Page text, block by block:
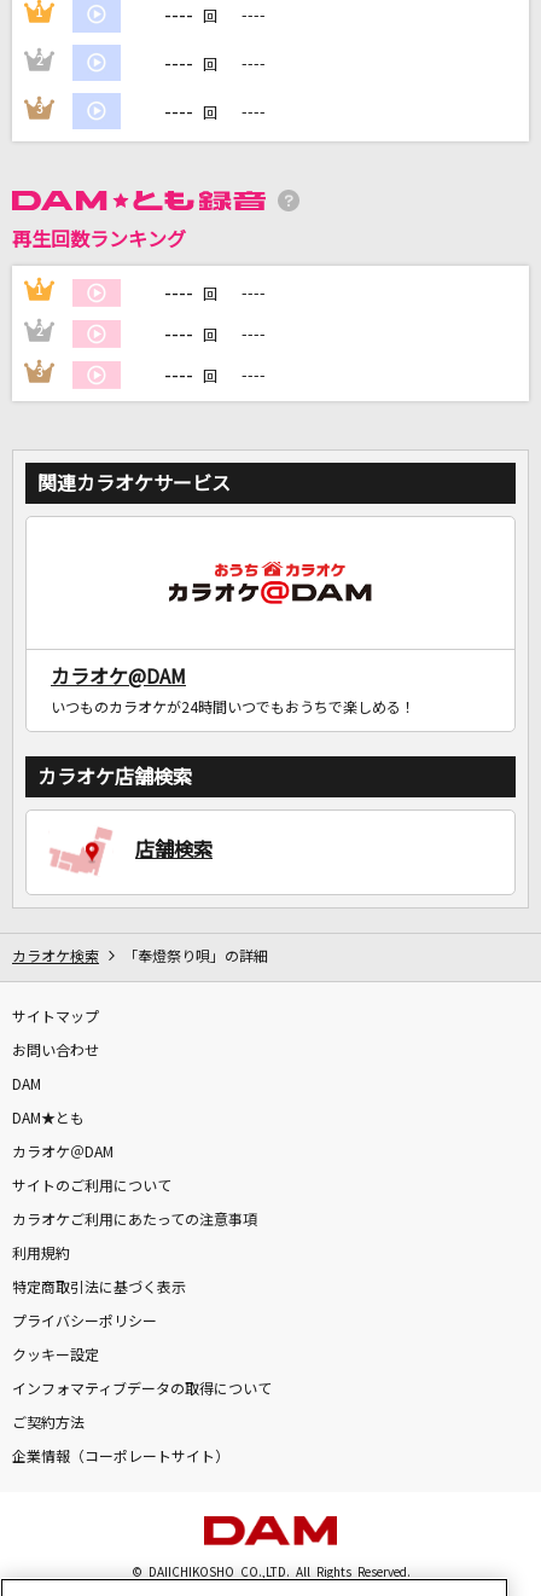
Mrs. GREEN APPLE
バーニング・ラヴ (日本版エンドソング)(From
『リロ&スティッチ』/日本語版)
Travis Japan
RHYTHM EMOTION
TWO-MIX
115万キロのフィルム
Official髭男dism
もっと見る
DAMの新曲・ランキングなど
DAMに会員登録・ログインして
自宅でカラオケ歌い放題！
家族や友達と一緒に！練習にも！
1 ---- 回 ----
2 ---- 回 ----
3 ---- 回 ----
再生回数ランキング
1 ---- 回 ----
2 ---- 回 ----
3 ---- 回 ----
関連カラオケサービス
カラオケ@DAM
いつものカラオケが24時間いつでもおうちで楽しめる！
カラオケ店舗検索
店舗検索
カラオケ検索 「奉燈祭り唄」の詳細
サイトマップ
お問い合わせ
DAM
DAM★とも
カラオケ＠DAM
サイトのご利用について
カラオケご利用にあたっての注意事項
利用規約
特定商取引法に基づく表示
プライバシーポリシー
クッキー設定
インフォマティブデータの取得について
ご契約方法
企業情報（コーポレートサイト）
© DAIICHIKOSHO CO.,LTD. All Rights Reserved.